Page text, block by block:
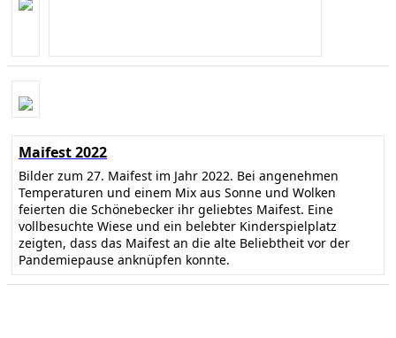
Maifest 2022
Bilder zum 27. Maifest im Jahr 2022. Bei angenehmen
Temperaturen und einem Mix aus Sonne und Wolken
feierten die Schönebecker ihr geliebtes Maifest. Eine
vollbesuchte Wiese und ein belebter Kinderspielplatz
zeigten, dass das Maifest an die alte Beliebtheit vor der
Pandemiepause anknüpfen konnte.